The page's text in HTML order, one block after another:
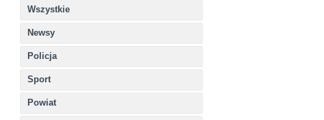
Wszystkie
Newsy
Policja
Sport
Powiat